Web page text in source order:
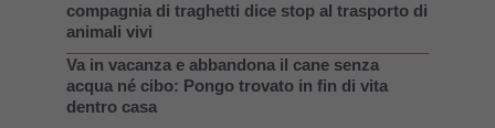
compagnia di traghetti dice stop al trasporto di
animali vivi
Va in vacanza e abbandona il cane senza
acqua né cibo: Pongo trovato in fin di vita
dentro casa